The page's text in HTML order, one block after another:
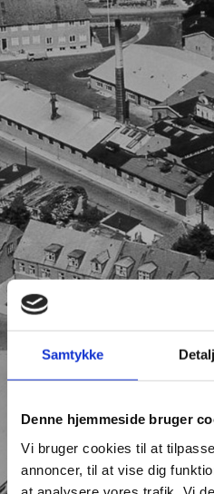
Samtykke
Denne hjemmeside bruger
Vi bruger cookies til at
annoncer, til at vise dig